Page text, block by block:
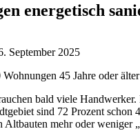
energetisch
September 2025
bald viele
sind 72 Prozent
mehr oder weniger